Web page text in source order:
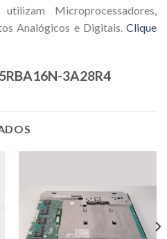
Microprocessadores,
Analógicos e Digitais. Clique
3A28R4